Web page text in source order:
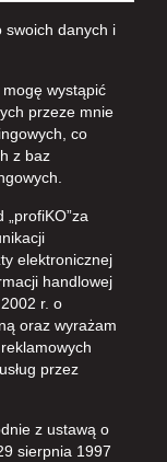
swoich danych i
wystąpić
przeze mnie
co
z baz
elektronicznej
handlowej
r. o
oraz wyrażam
przez
z ustawą o
sierpnia 1997